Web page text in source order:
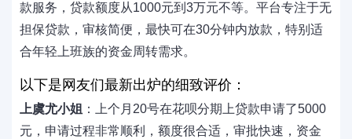
款服务，贷款额度从1000元到3万元不等。平台专注于无
担保贷款，审核简便，最快可在30分钟内放款，特别适
合年轻上班族的资金周转需求。
以下是网友们最新出炉的细致评价：
上虞尤小姐 ：上个月20号在花呗分期上贷款申请了5000
元，申请过程非常顺利，额度很合适，审批快速，资金